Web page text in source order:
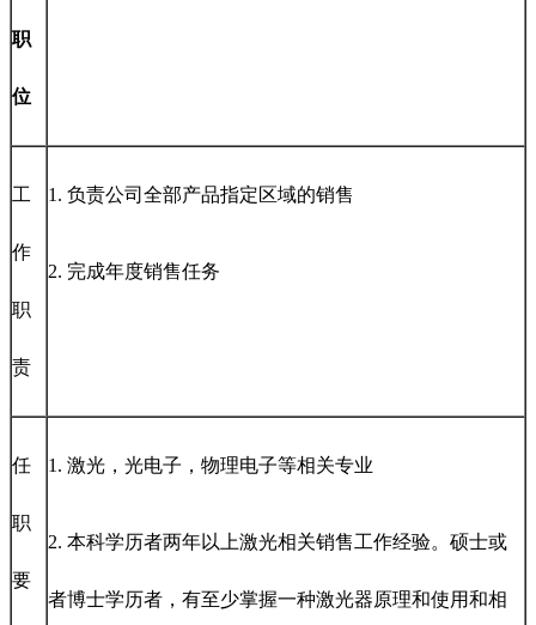
职
位
工
作
职
责
1. 负责公司全部产品指定区域的销售
2. 完成年度销售任务
任
职
要
1. 激光，光电子，物理电子等相关专业
2. 本科学历者两年以上激光相关销售工作经验。硕士或
者博士学历者，有至少掌握一种激光器原理和使用和相